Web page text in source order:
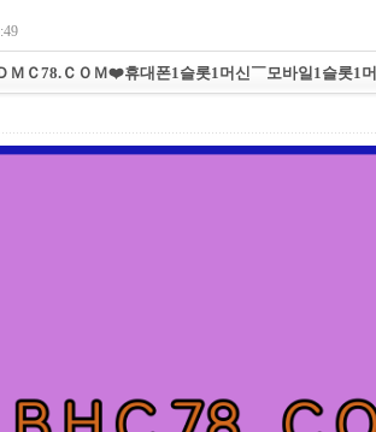
ＭＣ78.ＣＯＭ❤️휴대폰1슬롯1머신￣모바일1슬롯1